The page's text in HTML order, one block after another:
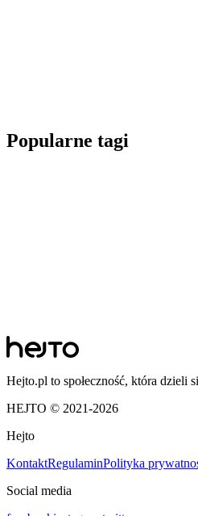
Popularne tagi
Hejto.pl to społeczność, która dzieli
HEJTO © 2021-2026
Hejto
KontaktRegulaminPolityka
Social media